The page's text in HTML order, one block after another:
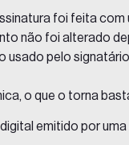
foi feita
não foi alterado
usado pelo
, o que o torna
emitido por